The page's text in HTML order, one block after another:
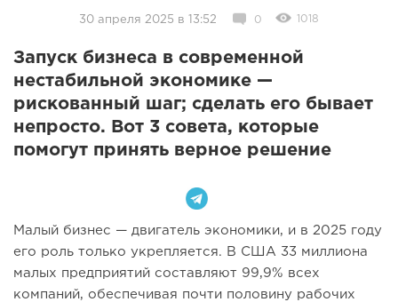
30 апреля 2025 в 13:52 0 1018
Запуск бизнеса в современной
нестабильной экономике —
рискованный шаг; сделать его бывает
непросто. Вот 3 совета, которые
помогут принять верное решение
Малый бизнес — двигатель экономики, и в 2025 году
его роль только укрепляется. В США 33 миллиона
малых предприятий составляют 99,9% всех
компаний, обеспечивая почти половину рабочих